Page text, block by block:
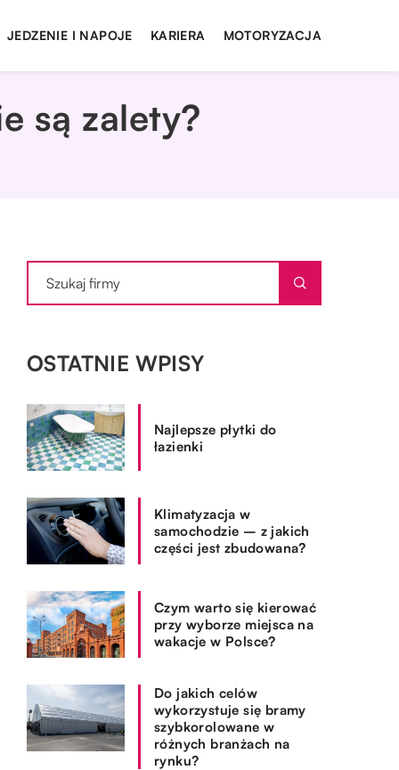
JEDZENIE I NAPOJE KARIERA MOTORYZACJA
są zalety?
OSTATNIE WPISY
Najlepsze płytki do
łazienki
Klimatyzacja w
samochodzie – z jakich
części jest zbudowana?
Czym warto się kierować
przy wyborze miejsca na
wakacje w Polsce?
Do jakich celów
wykorzystuje się bramy
szybkorolowane w
różnych branżach na
rynku?